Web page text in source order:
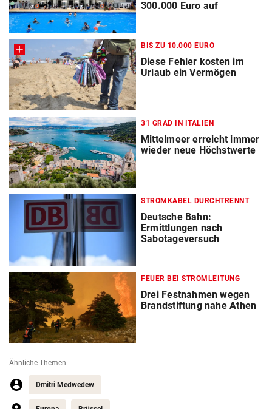
300.000 Euro auf
BIS ZU 10.000 EURO
Diese Fehler kosten im
Urlaub ein Vermögen
31 GRAD IN ITALIEN
Mittelmeer erreicht immer
wieder neue Höchstwerte
STROMKABEL DURCHTRENNT
Deutsche Bahn:
Ermittlungen nach
Sabotageversuch
FEUER BEI STROMLEITUNG
Drei Festnahmen wegen
Brandstiftung nahe Athen
Ähnliche Themen
Dmitri Medwedew